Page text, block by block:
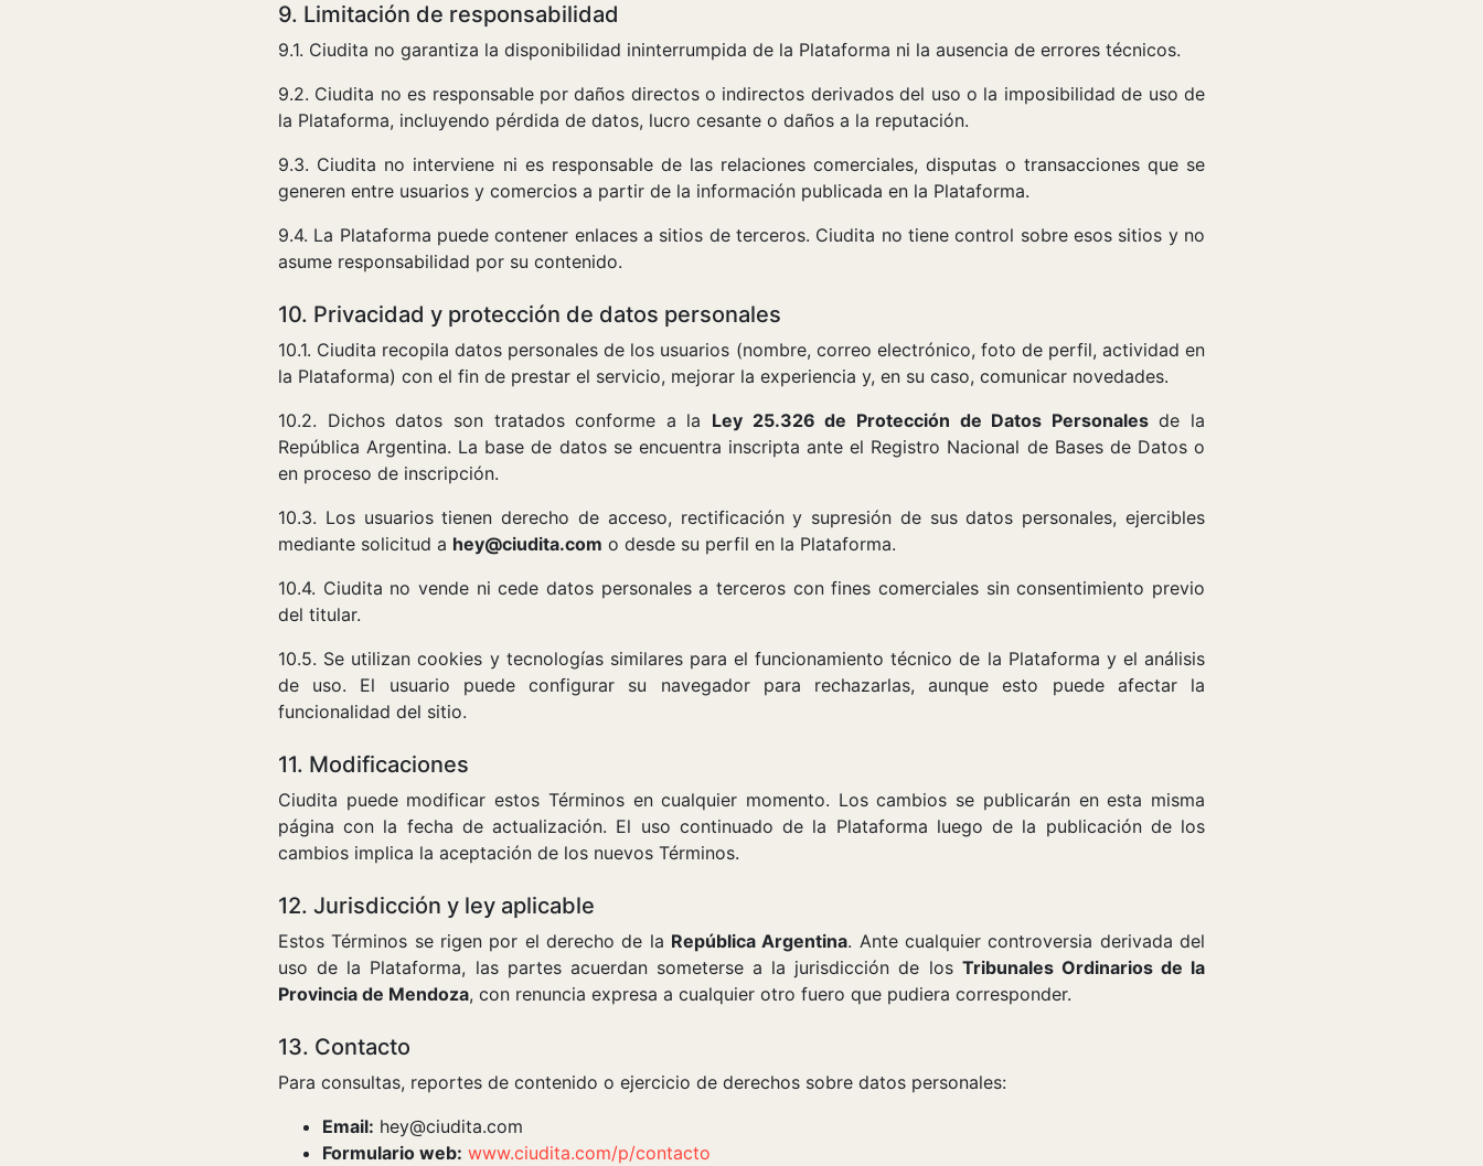
9. Limitación de responsabilidad
9.1. Ciudita no garantiza la disponibilidad ininterrumpida de la Plataforma ni la ausencia de errores técnicos.
9.2. Ciudita no es responsable por daños directos o indirectos derivados del uso o la imposibilidad de uso de
la Plataforma, incluyendo pérdida de datos, lucro cesante o daños a la reputación.
9.3. Ciudita no interviene ni es responsable de las relaciones comerciales, disputas o transacciones que se
generen entre usuarios y comercios a partir de la información publicada en la Plataforma.
9.4. La Plataforma puede contener enlaces a sitios de terceros. Ciudita no tiene control sobre esos sitios y no
asume responsabilidad por su contenido.
10. Privacidad y protección de datos personales
10.1. Ciudita recopila datos personales de los usuarios (nombre, correo electrónico, foto de perfil, actividad en
la Plataforma) con el fin de prestar el servicio, mejorar la experiencia y, en su caso, comunicar novedades.
10.2. Dichos datos son tratados conforme a la Ley 25.326 de Protección de Datos Personalesde la
República Argentina. La base de datos se encuentra inscripta ante el Registro Nacional de Bases de Datos o
en proceso de inscripción.
10.3. Los usuarios tienen derecho de acceso, rectificación y supresión de sus datos personales, ejercibles
mediante solicitud a hey@ciudita.com o desde su perfil en la Plataforma.
10.4. Ciudita no vende ni cede datos personales a terceros con fines comerciales sin consentimiento previo
del titular.
10.5. Se utilizan cookies y tecnologías similares para el funcionamiento técnico de la Plataforma y el análisis
de uso. El usuario puede configurar su navegador para rechazarlas, aunque esto puede afectar la
funcionalidad del sitio.
11. Modificaciones
Ciudita puede modificar estos Términos en cualquier momento. Los cambios se publicarán en esta misma
página con la fecha de actualización. El uso continuado de la Plataforma luego de la publicación de los
cambios implica la aceptación de los nuevos Términos.
12. Jurisdicción y ley aplicable
Estos Términos se rigen por el derecho de la República Argentina. Ante cualquier controversia derivada del
uso de la Plataforma, las partes acuerdan someterse a la jurisdicción de los Tribunales Ordinarios de la
Provincia de Mendoza, con renuncia expresa a cualquier otro fuero que pudiera corresponder.
13. Contacto
Para consultas, reportes de contenido o ejercicio de derechos sobre datos personales:
Email: hey@ciudita.com
Formulario web: www.ciudita.com/p/contacto